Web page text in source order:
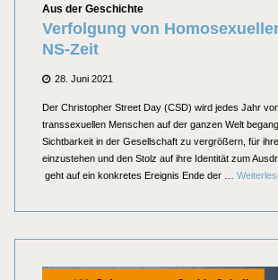
Kategorien
Aus der Geschichte
Verfolgung von
NS-Zeit
Posted
28. Juni 2021
Der Christopher Street Day (CSD) wird jedes Jahr
transsexuellen Menschen auf der ganzen Welt
Sichtbarkeit in der Gesellschaft zu vergrößern, für
einzustehen und den Stolz auf ihre Identität zum
geht auf ein konkretes Ereignis Ende der …